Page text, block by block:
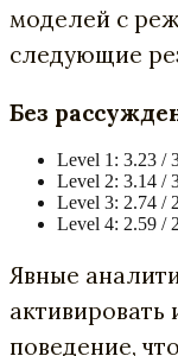
моделей с
следующие
Без
Level 1: 3.23 /
Level 2: 3.14 /
Level 3: 2.74 /
Level 4: 2.59 /
Явные
поведение,